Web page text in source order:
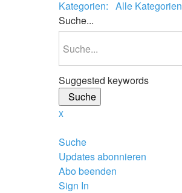
Kategorien: Alle Kategorien
Suche...
Suggested keywords
Suche
x
Suche
Updates abonnieren
Abo beenden
Sign In